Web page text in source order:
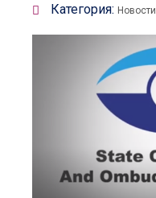
Категория: Новости